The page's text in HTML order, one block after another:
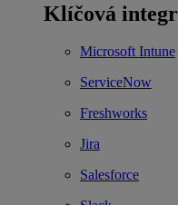
Klíčová
Microsoft Intune
ServiceNow
Freshworks
Jira
Salesforce